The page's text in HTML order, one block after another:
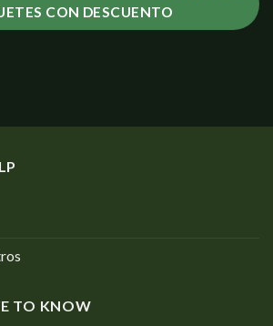
CON DESCUENTO
TO KNOW